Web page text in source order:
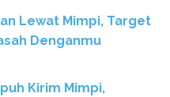
Lewat Mimpi, Target
Denganmu
Kirim Mimpi,